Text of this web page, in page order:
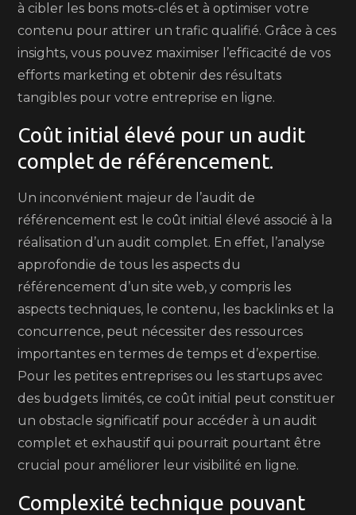
à cibler les bons mots-clés et à optimiser votre
contenu pour attirer un trafic qualifié. Grâce à ces
insights, vous pouvez maximiser l’efficacité de vos
efforts marketing et obtenir des résultats
tangibles pour votre entreprise en ligne.
Coût initial élevé pour un audit
complet de référencement.
Un inconvénient majeur de l’audit de
référencement est le coût initial élevé associé à la
réalisation d’un audit complet. En effet, l’analyse
approfondie de tous les aspects du
référencement d’un site web, y compris les
aspects techniques, le contenu, les backlinks et la
concurrence, peut nécessiter des ressources
importantes en termes de temps et d’expertise.
Pour les petites entreprises ou les startups avec
des budgets limités, ce coût initial peut constituer
un obstacle significatif pour accéder à un audit
complet et exhaustif qui pourrait pourtant être
crucial pour améliorer leur visibilité en ligne.
Complexité technique pouvant